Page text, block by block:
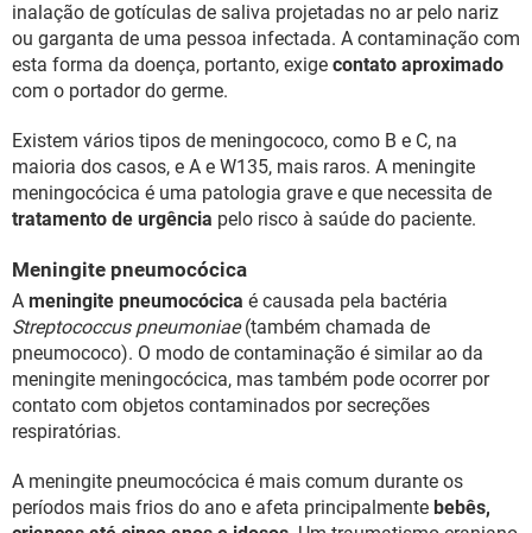
inalação de gotículas de saliva projetadas no ar pelo nariz
ou garganta de uma pessoa infectada. A contaminação com
esta forma da doença, portanto, exige contato aproximado
com o portador do germe.
Existem vários tipos de meningococo, como B e C, na
maioria dos casos, e A e W135, mais raros. A meningite
meningocócica é uma patologia grave e que necessita de
tratamento de urgência pelo risco à saúde do paciente.
Meningite pneumocócica
A meningite pneumocócica é causada pela bactéria
Streptococcus pneumoniae(também chamada de
pneumococo). O modo de contaminação é similar ao da
meningite meningocócica, mas também pode ocorrer por
contato com objetos contaminados por secreções
respiratórias.
A meningite pneumocócica é mais comum durante os
períodos mais frios do ano e afeta principalmente bebês,